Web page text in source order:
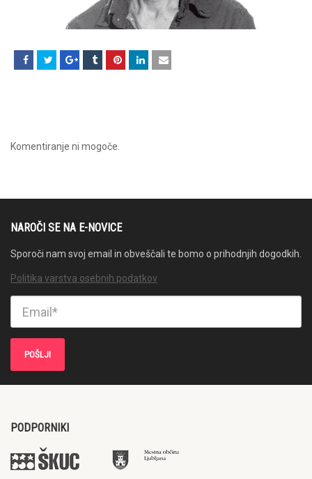
Komentiranje ni mogoče.
NAROČI SE NA E-NOVICE
Sporoči nam svoj email in obveščali te bomo o prihodnjih dogodkih.
Politika varstva osebnih podatkov
PODPORNIKI